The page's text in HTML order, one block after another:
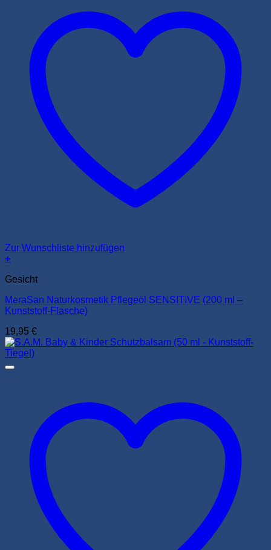
Zur Wunschliste hinzufügen
+
Gesicht
MeraSan Naturkosmetik Pflegeöl SENSITIVE (200 ml –
Kunststoff-Flasche)
19,95 €